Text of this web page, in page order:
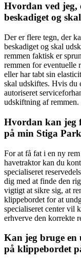
Hvordan ved jeg,
beskadiget og
Der er flere tegn, der
beskadiget og skal
remmen faktisk er
remmen for eventuelle
eller har tabt sin
skal udskiftes. Hvis du
autoriseret
udskiftning af remmen.
Hvordan kan jeg
på min Stiga
For at få fat i en ny
havetraktor kan du
specialiseret
dig med at finde den
vigtigt at sikre sig, at
klippebordet for at
specialiseret center vil
erhverve den korrekte
Kan jeg bruge en
på klippebordet